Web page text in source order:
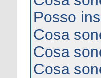
Posso
Cosa
Cosa
Cosa